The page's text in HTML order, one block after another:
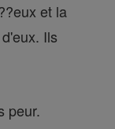
et la
Ils
peur.